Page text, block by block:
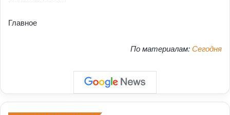
Главное
По материалам: Сегодня